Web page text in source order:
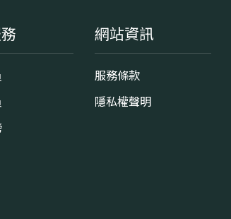
網站資訊
服務條款
隱私權聲明